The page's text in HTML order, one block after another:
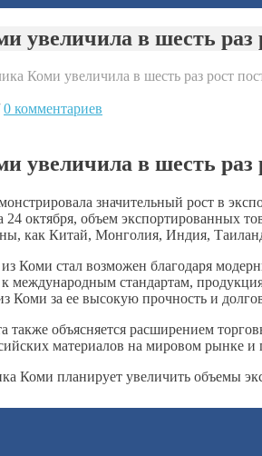
увеличила в шесть
Коми увеличила в шесть раз рост
0 комментариев
увеличила в шесть
значительный рост в
октября, объем экспортированных
как Китай, Монголия, Индия,
Коми стал возможен благодаря
международным стандартам,
Коми за ее высокую прочность и
также объясняется расширением
материалов на мировом рынке
Коми планирует увеличить объемы